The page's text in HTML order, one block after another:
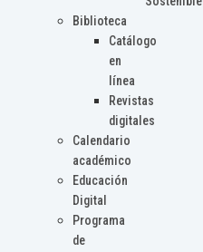
Biblioteca
Catálogo
en
línea
Revistas
digitales
Calendario
académico
Educación
Digital
Programa
de